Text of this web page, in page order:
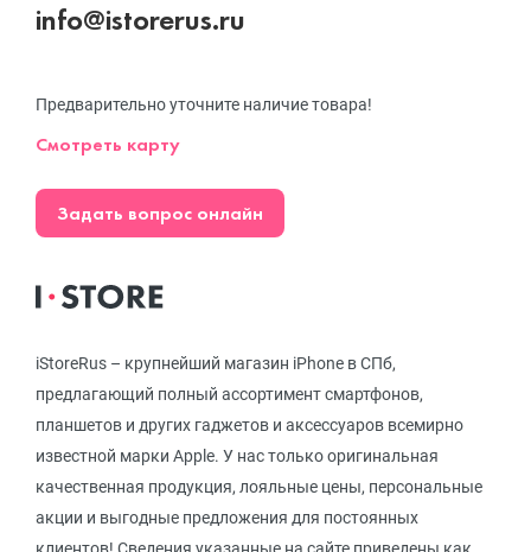
iStoreRus – крупнейший магазин iPhone в СПб,
предлагающий полный ассортимент смартфонов,
планшетов и других гаджетов и аксессуаров всемирно
известной марки Apple. У нас только оригинальная
качественная продукция, лояльные цены, персональные
акции и выгодные предложения для постоянных
info@istorerus.ru
Предварительно уточните наличие товара!
Смотреть карту
Задать вопрос онлайн